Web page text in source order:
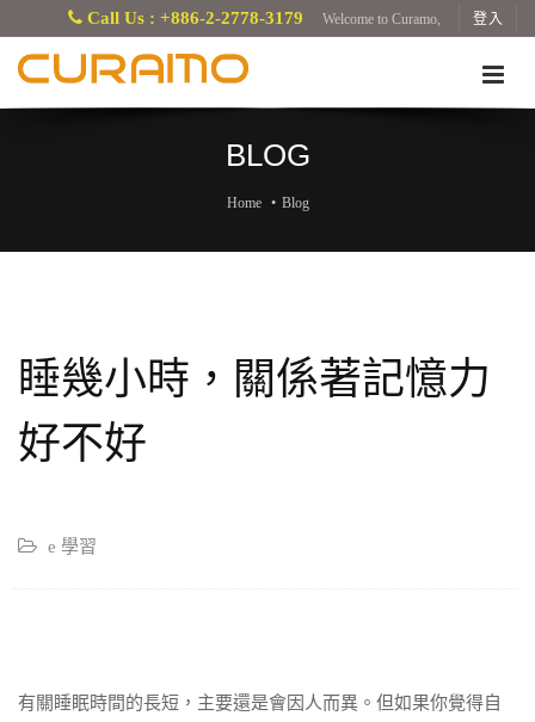
Call Us : +886-2-2778-3179 Welcome to Curamo, 登入
BLOG
Home Blog
睡幾小時，關係著記憶力
好不好
e 學習
有關睡眠時間的長短，主要還是會因人而異。但如果你覺得自